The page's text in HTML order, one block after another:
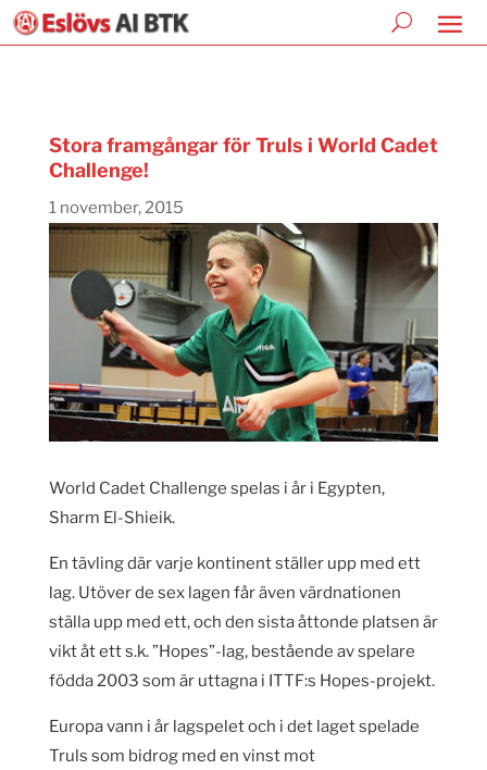
Stora framgångar för Truls i World Cadet
Challenge!
1 november, 2015
World Cadet Challenge spelas i år i Egypten,
Sharm El-Shieik.
En tävling där varje kontinent ställer upp med ett
lag. Utöver de sex lagen får även värdnationen
ställa upp med ett, och den sista åttonde platsen är
vikt åt ett s.k. ”Hopes”-lag, bestående av spelare
födda 2003 som är uttagna i ITTF:s Hopes-projekt.
Europa vann i år lagspelet och i det laget spelade
Truls som bidrog med en vinst mot